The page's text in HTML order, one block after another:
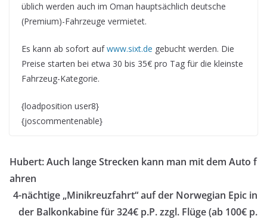
üblich werden auch im Oman hauptsächlich deutsche
(Premium)-Fahrzeuge vermietet.
Es kann ab sofort aufwww.sixt.de gebucht werden. Die
Preise starten bei etwa 30 bis 35€ pro Tag für die kleinste
Fahrzeug-Kategorie.
{loadposition user8}
{joscommentenable}
Hubert: Auch lange Strecken kann man mit dem Auto f
ahren
4-nächtige „Minikreuzfahrt“ auf der Norwegian Epic in
der Balkonkabine für 324€ p.P. zzgl. Flüge (ab 100€ p.